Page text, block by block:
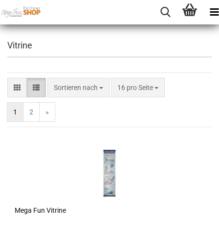
Vitrine
Sortieren nach 16 pro Seite
1 2 »
Mega Fun Vi­tri­ne